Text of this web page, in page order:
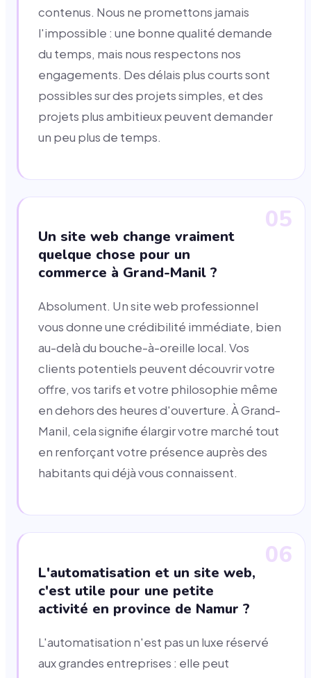
contenus. Nous ne promettons jamais
l'impossible : une bonne qualité demande
du temps, mais nous respectons nos
engagements. Des délais plus courts sont
possibles sur des projets simples, et des
projets plus ambitieux peuvent demander
un peu plus de temps.
05
Un site web change vraiment
quelque chose pour un
commerce à Grand-Manil ?
Absolument. Un site web professionnel
vous donne une crédibilité immédiate, bien
au-delà du bouche-à-oreille local. Vos
clients potentiels peuvent découvrir votre
offre, vos tarifs et votre philosophie même
en dehors des heures d'ouverture. À Grand-
Manil, cela signifie élargir votre marché tout
en renforçant votre présence auprès des
habitants qui déjà vous connaissent.
06
L'automatisation et un site web,
c'est utile pour une petite
activité en province de Namur ?
L'automatisation n'est pas un luxe réservé
aux grandes entreprises : elle peut